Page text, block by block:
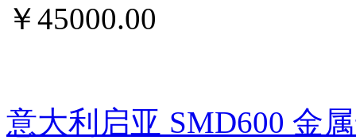
￥45000.00
意大利启亚 SMD600 金